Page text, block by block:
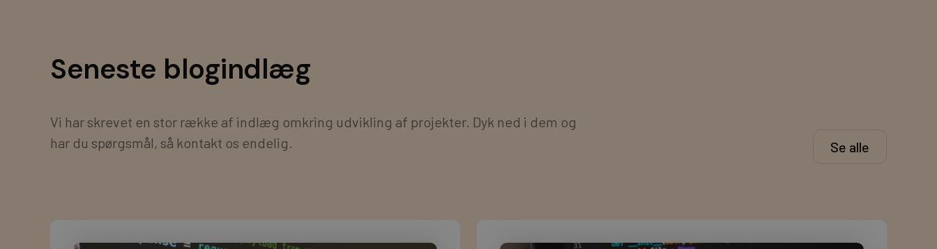
Seneste blogindlæg
Vi har skrevet en stor række af indlæg omkring udvikling af projekter. Dyk ned i dem og
har du spørgsmål, så kontakt os endelig.
Se alle